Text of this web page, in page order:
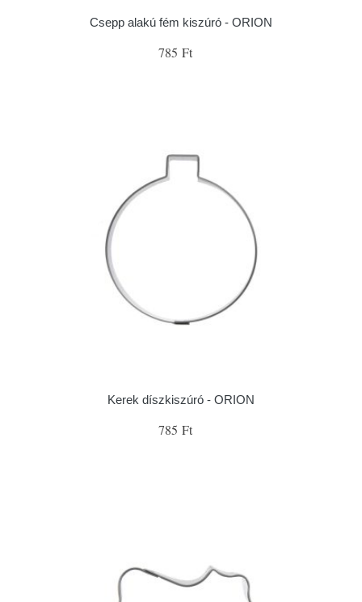
Csepp alakú fém kiszúró - ORION
785 Ft
Kerek díszkiszúró - ORION
785 Ft